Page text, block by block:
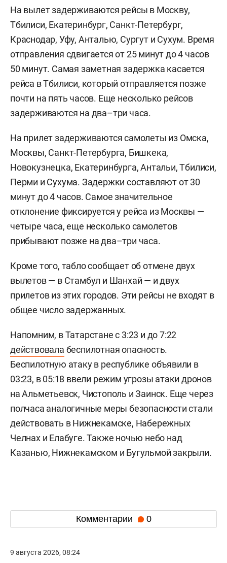
На вылет задерживаются рейсы в Москву,
Тбилиси, Екатеринбург, Санкт-Петербург,
Краснодар, Уфу, Анталью, Сургут и Сухум. Время
отправления сдвигается от 25 минут до 4 часов
50 минут. Самая заметная задержка касается
рейса в Тбилиси, который отправляется позже
почти на пять часов. Еще несколько рейсов
задерживаются на два–три часа.
На прилет задерживаются самолеты из Омска,
Москвы, Санкт-Петербурга, Бишкека,
Новокузнецка, Екатеринбурга, Антальи, Тбилиси,
Перми и Сухума. Задержки составляют от 30
минут до 4 часов. Самое значительное
отклонение фиксируется у рейса из Москвы —
четыре часа, еще несколько самолетов
прибывают позже на два–три часа.
Кроме того, табло сообщает об отмене двух
вылетов — в Стамбул и Шанхай — и двух
прилетов из этих городов. Эти рейсы не входят в
общее число задержанных.
Напомним, в Татарстане с 3:23 и до 7:22
действовала беспилотная опасность.
Беспилотную атаку в республике объявили в
03:23, в 05:18 ввели режим угрозы атаки дронов
на Альметьевск, Чистополь и Заинск. Еще через
полчаса аналогичные меры безопасности стали
действовать в Нижнекамске, Набережных
Челнах и Елабуге. Также ночью небо над
Казанью, Нижнекамском и Бугульмой закрыли.
Комментарии 0
9 августа 2026, 08:24